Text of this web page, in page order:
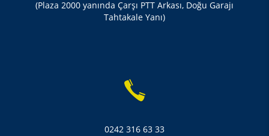
(Plaza 2000 yanında Çarşı PTT Arkası, Doğu Garajı
Tahtakale Yanı)
0242 316 63 33